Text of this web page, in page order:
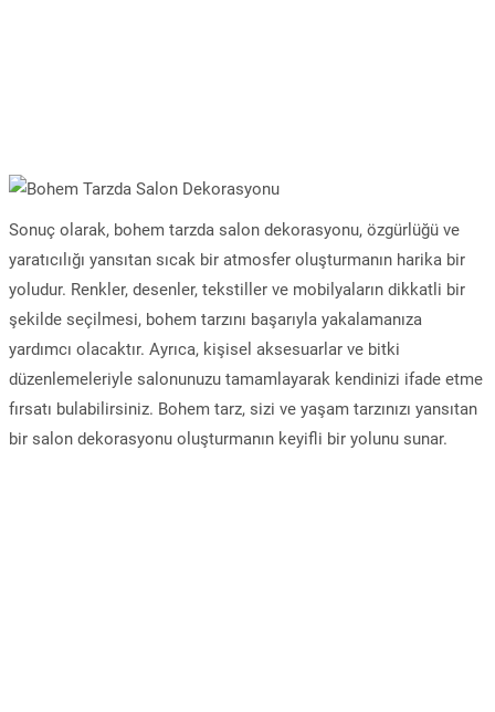
Sonuç olarak, bohem tarzda salon dekorasyonu, özgürlüğü ve
yaratıcılığı yansıtan sıcak bir atmosfer oluşturmanın harika bir
yoludur. Renkler, desenler, tekstiller ve mobilyaların dikkatli bir
şekilde seçilmesi, bohem tarzını başarıyla yakalamanıza
yardımcı olacaktır. Ayrıca, kişisel aksesuarlar ve bitki
düzenlemeleriyle salonunuzu tamamlayarak kendinizi ifade etme
fırsatı bulabilirsiniz. Bohem tarz, sizi ve yaşam tarzınızı yansıtan
bir salon dekorasyonu oluşturmanın keyifli bir yolunu sunar.